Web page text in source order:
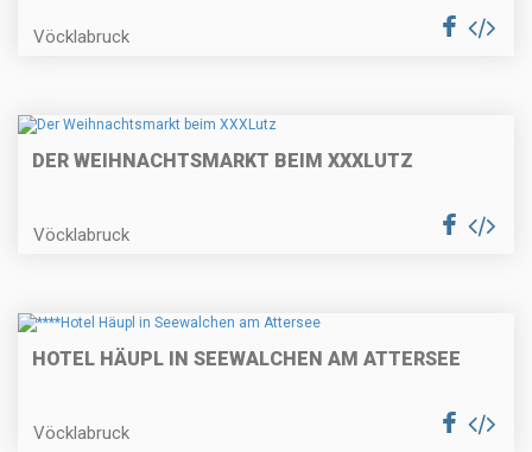
Vöcklabruck
DER WEIHNACHTSMARKT BEIM XXXLUTZ
Vöcklabruck
HOTEL HÄUPL IN SEEWALCHEN AM ATTERSEE
Vöcklabruck